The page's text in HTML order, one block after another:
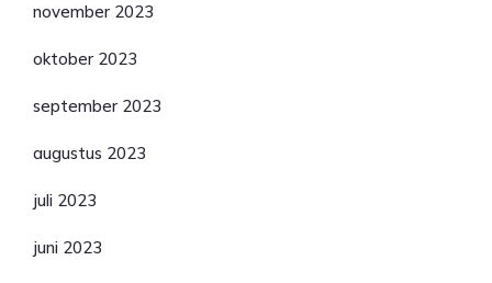
november 2023
oktober 2023
september 2023
augustus 2023
juli 2023
juni 2023